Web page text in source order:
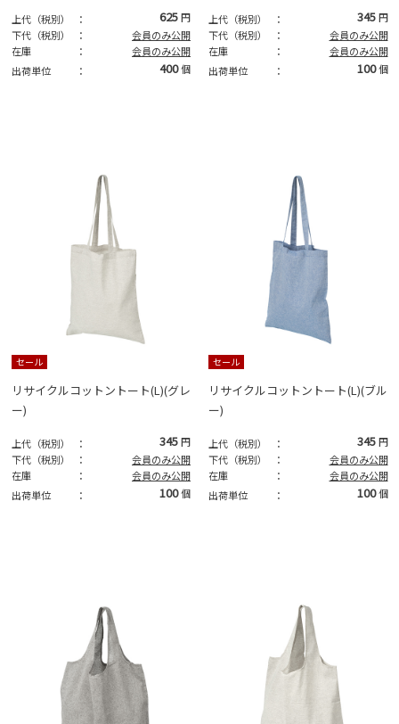
上代（税別） ： 625円
下代（税別）
：
会員のみ公開
在庫
：
会員のみ公開
出荷単位
： 400個
上代（税別） ： 345 円
下代（税別）
：
会員のみ公開
在庫
：
会員のみ公開
出荷単位
： 100 個
セール
リサイクルコットントート(L)(グレ
ー)
上代（税別） ： 345円
下代（税別）
：
会員のみ公開
在庫
：
会員のみ公開
出荷単位
： 100個
セール
リサイクルコットントート(L)(ブル
ー)
上代（税別） ： 345 円
下代（税別）
：
会員のみ公開
在庫
：
会員のみ公開
出荷単位
： 100 個